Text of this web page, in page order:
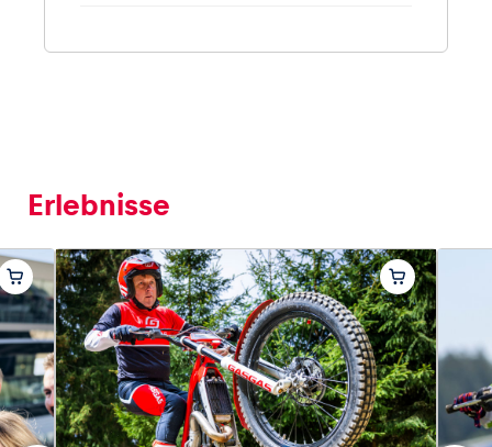
Erlebnisse